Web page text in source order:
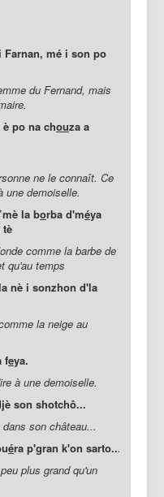
Farnan, mé i son po
du Fernand, mais
po na chouza a
ne le connaît. Ce
une demoiselle.
la borba d'méya
tè
comme la barbe de
qu'au temps
nè i sonzhon d'la
la neige au
feya.
à une demoiselle.
son shotchô...
son château...
éra p'gran k'on sarto...
plus grand qu'un